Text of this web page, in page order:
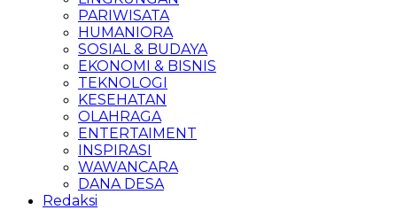
PARIWISATA
HUMANIORA
SOSIAL & BUDAYA
EKONOMI & BISNIS
TEKNOLOGI
KESEHATAN
OLAHRAGA
ENTERTAIMENT
INSPIRASI
WAWANCARA
DANA DESA
Redaksi